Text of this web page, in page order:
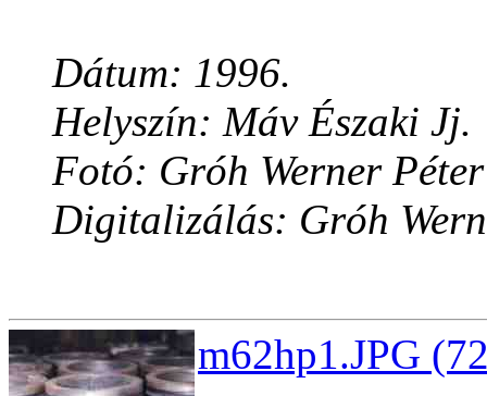
Dátum: 1996.
Helyszín: Máv Északi Jj.
Fotó: Gróh Werner Péter
Digitalizálás: Gróh
m62hp1.JPG